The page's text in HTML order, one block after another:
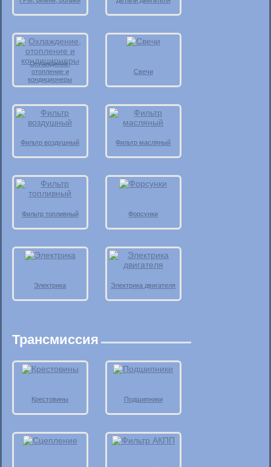
Охлаждение,
отопление и
кондиционеры
Свечи
Фильтр воздушный Фильтр масляный
Фильтр топливный Форсунки
Электрика Электрика двигателя
Трансмиссия
Крестовины Подшипники